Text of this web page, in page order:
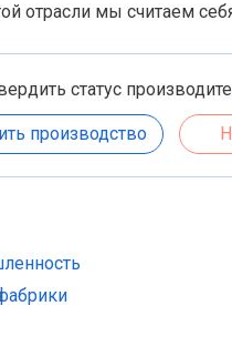
отрасли мы считаем
статус
производство